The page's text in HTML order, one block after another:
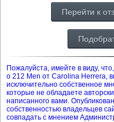
Перейти к
Пожалуйста, имейте в виду,
о 212 Men от Carolina Herrera,
исключительно собственное
которые не обладаете
написанного вами.
собственностью владельцев
совпадать с мнением